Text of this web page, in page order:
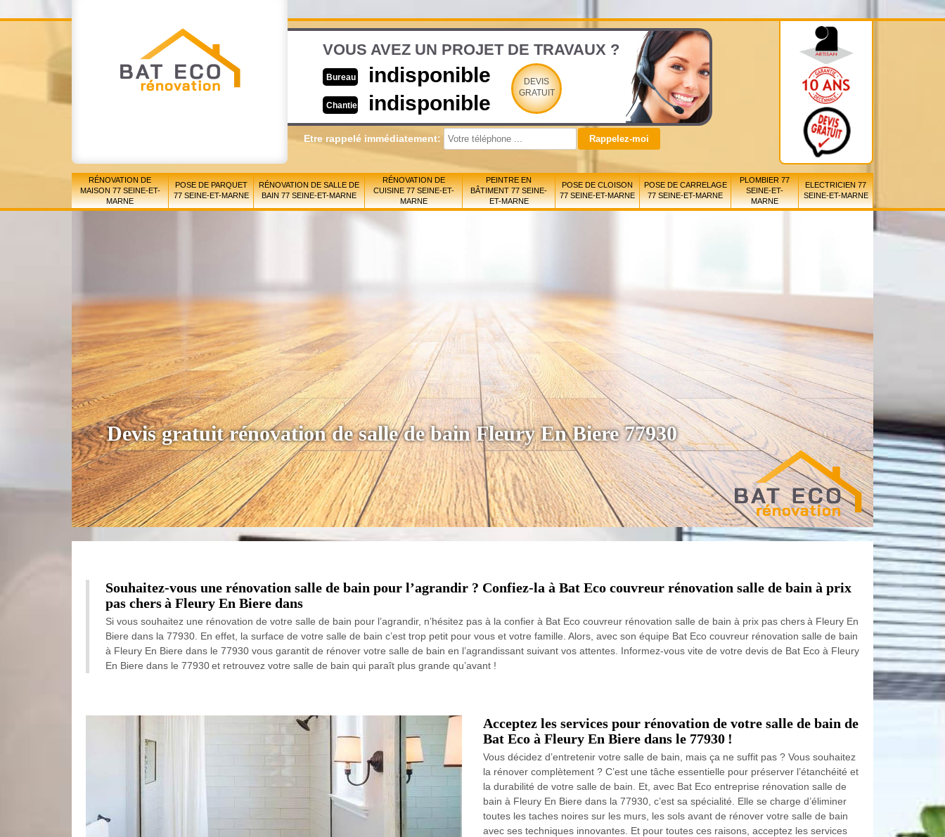
VOUS AVEZ UN PROJET DE TRAVAUX ?
Bureau indisponible
Chantier indisponible
DEVIS
GRATUIT
Etre rappelé immédiatement:
RÉNOVATION DE
MAISON 77 SEINE-ET-
MARNE
POSE DE PARQUET
77 SEINE-ET-MARNE
RÉNOVATION DE SALLE DE
BAIN 77 SEINE-ET-MARNE
RÉNOVATION DE
CUISINE 77 SEINE-ET-
MARNE
PEINTRE EN
BÂTIMENT 77 SEINE-
ET-MARNE
POSE DE CLOISON
77 SEINE-ET-MARNE
POSE DE CARRELAGE
77 SEINE-ET-MARNE
PLOMBIER 77
SEINE-ET-
MARNE
ELECTRICIEN 77
SEINE-ET-MARNE
Devis gratuit rénovation de salle de bain Fleury En Biere 77930
Souhaitez-vous une rénovation salle de bain pour l’agrandir ? Confiez-la à Bat Eco couvreur rénovation salle de bain à prix
pas chers à Fleury En Biere dans
Si vous souhaitez une rénovation de votre salle de bain pour l’agrandir, n’hésitez pas à la confier à Bat Eco couvreur rénovation salle de bain à prix pas chers à Fleury En
Biere dans la 77930. En effet, la surface de votre salle de bain c’est trop petit pour vous et votre famille. Alors, avec son équipe Bat Eco couvreur rénovation salle de bain
à Fleury En Biere dans le 77930 vous garantit de rénover votre salle de bain en l’agrandissant suivant vos attentes. Informez-vous vite de votre devis de Bat Eco à Fleury
En Biere dans le 77930 et retrouvez votre salle de bain qui paraît plus grande qu’avant !
Acceptez les services pour rénovation de votre salle de bain de
Bat Eco à Fleury En Biere dans le 77930 !
Vous décidez d’entretenir votre salle de bain, mais ça ne suffit pas ? Vous souhaitez
la rénover complètement ? C’est une tâche essentielle pour préserver l’étanchéité et
la durabilité de votre salle de bain. Et, avec Bat Eco entreprise rénovation salle de
bain à Fleury En Biere dans la 77930, c’est sa spécialité. Elle se charge d’éliminer
toutes les taches noires sur les murs, les sols avant de rénover votre salle de bain
avec ses techniques innovantes. Et pour toutes ces raisons, acceptez les services